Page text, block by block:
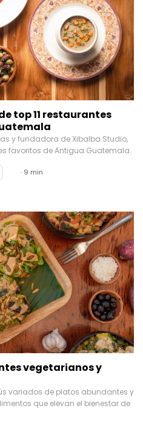
top 11 restaurantes
y fundadora de Xibalba Studio,
favoritos de Antigua Guatemala.
· 9 min
vegetarianos y
variados de platos abundantes y
que elevan el bienestar de